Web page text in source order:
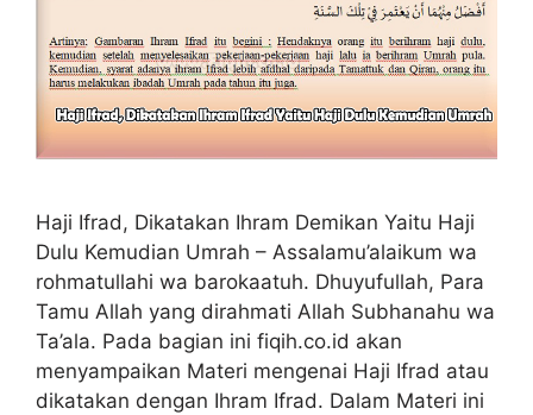
Haji Ifrad, Dikatakan Ihram Demikan Yaitu Haji
Dulu Kemudian Umrah – Assalamu’alaikum wa
rohmatullahi wa barokaatuh. Dhuyufullah, Para
Tamu Allah yang dirahmati Allah Subhanahu wa
Ta’ala. Pada bagian ini fiqih.co.id akan
menyampaikan Materi mengenai Haji Ifrad atau
dikatakan dengan Ihram Ifrad. Dalam Materi ini